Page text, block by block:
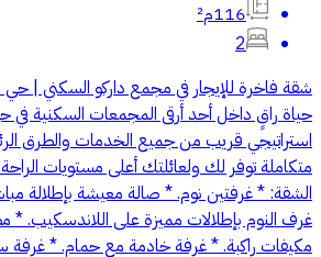
116م²
2
شقة فاخرة للإيجار في مجمع داركو السكني |
حياة راقٍ داخل أحد أرقى المجمعات السكنية في
استراتيجي قريب من جميع الخدمات والطرق
متكاملة توفر لك ولعائلتك أعلى مستويات
الشقة: * غرفتين نوم. * صالة معيشة بإطلالة
غرف النوم بإطلالات مميزة على اللاندسكيب.
مكيفات راكبة. * غرفة خادمة مع حمام. * غرفة